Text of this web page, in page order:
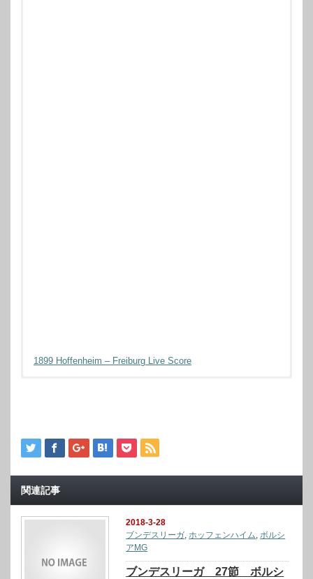
1899 Hoffenheim – Freiburg Live Score
関連記事
2018-3-28
ブンデスリーガ ホッフェンハイム ボルシ
アMG
ブンデスリーガ 27節 ボルシ